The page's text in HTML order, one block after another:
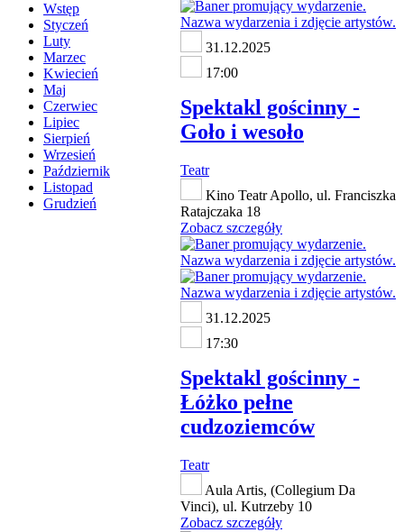
Wstęp
Styczeń
Luty
Marzec
Kwiecień
Maj
Czerwiec
Lipiec
Sierpień
Wrzesień
Październik
Listopad
Grudzień
31.12.2025
17:00
Spektakl gościnny -
Goło i wesoło
Teatr
Kino Teatr Apollo, ul. Franciszka
Ratajczaka 18
Zobacz szczegóły
31.12.2025
17:30
Spektakl gościnny -
Łóżko pełne
cudzoziemców
Teatr
Aula Artis, (Collegium Da
Vinci), ul. Kutrzeby 10
Zobacz szczegóły